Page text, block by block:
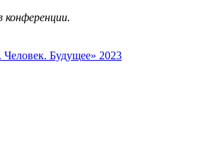
конференции.
Будущее» 2023